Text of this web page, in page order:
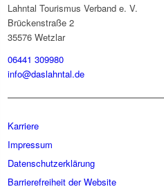
Lahntal Tourismus Verband e. V.
Brückenstraße 2
35576 Wetzlar
06441 309980
info@daslahntal.de
Karriere
Impressum
Datenschutzerklärung
Barrierefreiheit der Website